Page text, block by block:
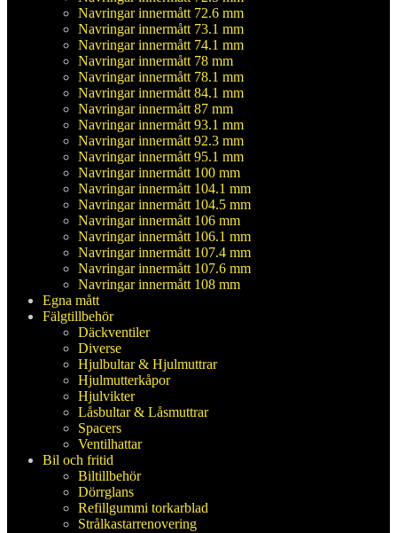
Navringar innermått 72.6 mm
Navringar innermått 73.1 mm
Navringar innermått 74.1 mm
Navringar innermått 78 mm
Navringar innermått 78.1 mm
Navringar innermått 84.1 mm
Navringar innermått 87 mm
Navringar innermått 93.1 mm
Navringar innermått 92.3 mm
Navringar innermått 95.1 mm
Navringar innermått 100 mm
Navringar innermått 104.1 mm
Navringar innermått 104.5 mm
Navringar innermått 106 mm
Navringar innermått 106.1 mm
Navringar innermått 107.4 mm
Navringar innermått 107.6 mm
Navringar innermått 108 mm
Egna mått
Fälgtillbehör
Däckventiler
Diverse
Hjulbultar & Hjulmuttrar
Hjulmutterkåpor
Hjulvikter
Låsbultar & Låsmuttrar
Spacers
Ventilhattar
Bil och fritid
Biltillbehör
Dörrglans
Refillgummi torkarblad
Strålkastarrenovering